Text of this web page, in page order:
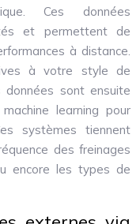
Ces données
et permettent de
à distance.
à votre style de
sont ensuite
learning pour
systèmes tiennent
des freinages
encore les types de